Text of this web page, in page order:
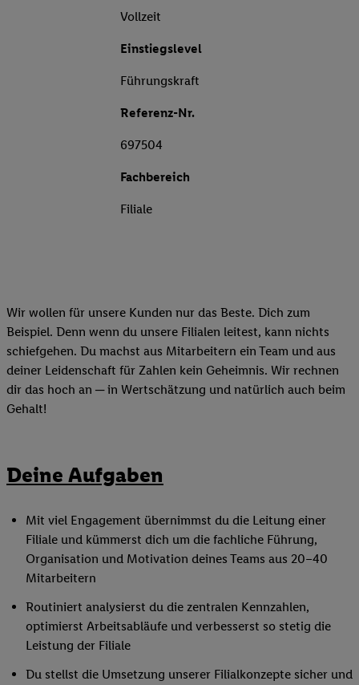
Vollzeit
Einstiegslevel
Führungskraft
Referenz-Nr.
697504
Fachbereich
Filiale
Wir wollen für unsere Kunden nur das Beste. Dich zum
Beispiel. Denn wenn du unsere Filialen leitest, kann nichts
schiefgehen. Du machst aus Mitarbeitern ein Team und aus
deiner Leidenschaft für Zahlen kein Geheimnis. Wir rechnen
dir das hoch an ─ in Wertschätzung und natürlich auch beim
Gehalt!
Deine Aufgaben
Mit viel Engagement übernimmst du die Leitung einer
Filiale und kümmerst dich um die fachliche Führung,
Organisation und Motivation deines Teams aus 20–40
Mitarbeitern
Routiniert analysierst du die zentralen Kennzahlen,
optimierst Arbeitsabläufe und verbesserst so stetig die
Leistung der Filiale
Du stellst die Umsetzung unserer Filialkonzepte sicher und